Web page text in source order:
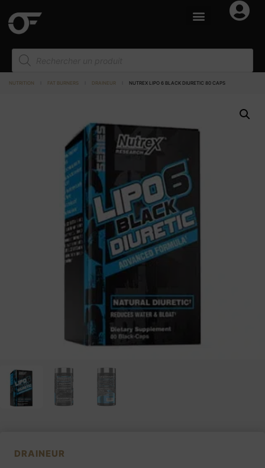
NUTRITION FAT BURNERS DRAINEUR NUTREX LIPO 6 BLACK DIURETIC 80 CAPS
DRAINEUR